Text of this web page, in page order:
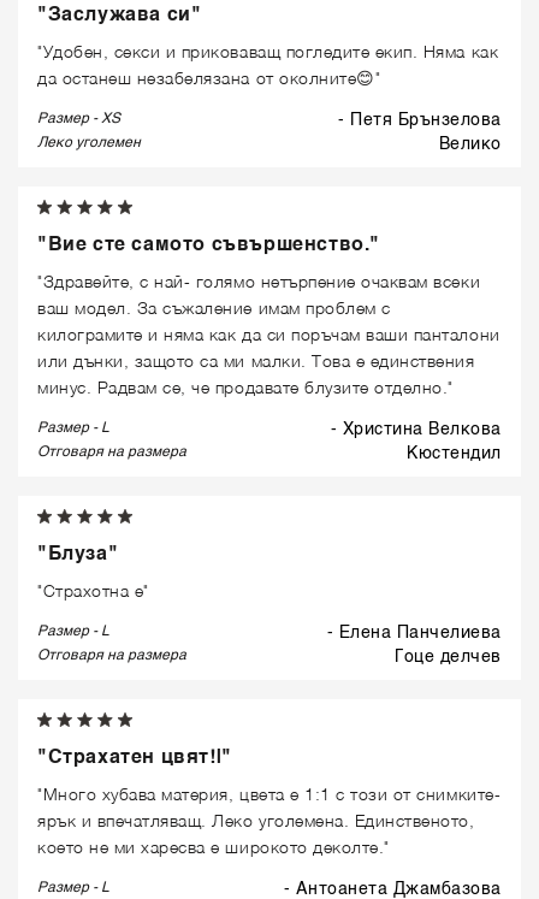
"Заслужава си"
"Удобен, секси и приковаващ погледите екип. Няма как
да останеш незабелязана от околните😊"
Размер - XS - Петя Брънзелова
Леко уголемен велико
"Вие сте самото съвършенство."
"Здравейте, с най- голямо нетърпение очаквам всеки
ваш модел. За съжаление имам проблем с
килограмите и няма как да си поръчам ваши панталони
или дънки, защото са ми малки. Това е единствения
минус. Радвам се, че продавате блузите отделно."
Размер - L - Христина Велкова
Отговаря на размера кюстендил
"Блуза"
"Страхотна е"
Размер - L - Елена Панчелиева
Отговаря на размера гоце делчев
"Страхатен цвят!|"
"Много хубава материя, цвета е 1:1 с този от снимките-
ярък и впечатляващ. Леко уголемена. Единственото,
което не ми харесва е широкото деколте."
Размер - L - Антоанета Джамбазова